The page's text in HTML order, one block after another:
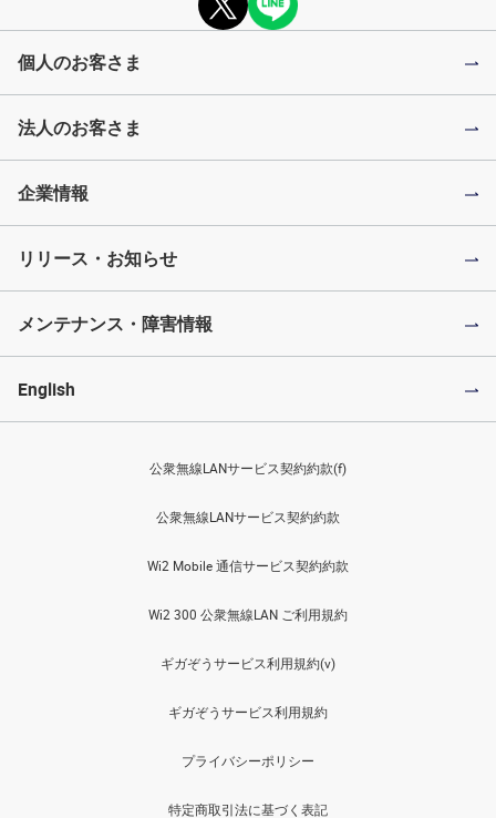
個人のお客さま
法人のお客さま
企業情報
リリース・お知らせ
メンテナンス・障害情報
English
公衆無線LANサービス契約約款(f)
公衆無線LANサービス契約約款
Wi2 Mobile 通信サービス契約約款
Wi2 300 公衆無線LAN ご利用規約
ギガぞうサービス利用規約(v)
ギガぞうサービス利用規約
プライバシーポリシー
特定商取引法に基づく表記